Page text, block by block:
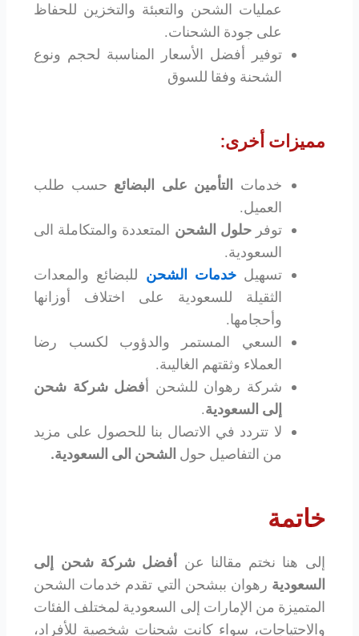
عمليات الشحن والتعبئة والتخزين للحفاظ
على جودة الشحنات.
توفير أفضل الأسعار المناسبة لحجم ونوع
الشحنة وفقا للسوق
مميزات أخرى:
خدمات التأمين على البضائع حسب طلب
العميل.
توفرحلول الشحن المتعددة والمتكاملة الى
السعودية.
تسهيلخدمات الشحن للبضائع والمعدات
الثقيلة للسعودية على اختلاف أوزانها
وأحجامها.
السعي المستمر والدؤوب لكسب رضا
العملاء وثقتهم الغاليىة.
شركة رهوان للشحن أفضل شركة شحن
إلى السعودية.
لا تتردد في الاتصال بنا للحصول على مزيد
من التفاصيل حول الشحن الى السعودية.
خاتمة
إلى هنا نختم مقالنا عن
أفضل شركة شحن إلى
السعودية رهوان ببشحن التي تقدم خدمات الشحن
المتميزة من الإمارات إلى السعودية لمختلف الفئات
والاحتياجات، سواء كانت شحنات شخصية للأفراد،